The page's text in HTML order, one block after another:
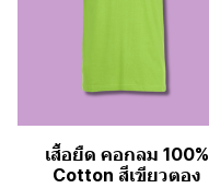
เสื้อยืด คอกลม 100%
Cotton สีเขียวตอง